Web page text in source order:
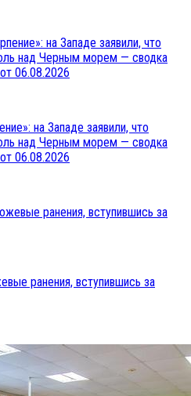
на Западе заявили, что
над Черным морем — сводка
06.08.2026
ранения, вступившись за